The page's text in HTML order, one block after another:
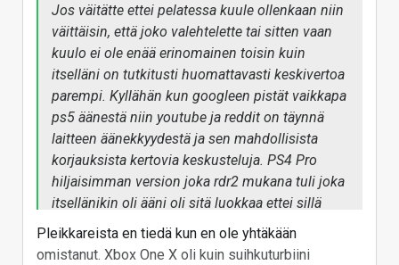
maksaako näytönohjain 1000, 2000 vai 5000€ on
ihan yks hailee kun kuitenkin niin harvoin tarvitsee
päivittää ja jos oikeasti voi olla tyytyväinen. Ennen
iski sen 1000€ tiskiin millä sai parhaan mallin ja sai
paskaa mikä oli pettymys jo heti suoraan paketista,
mutta vaikka nostit budjettia ei silti saanut
parempaa.
Vastaa
Jos väitätte ettei pelatessa kuule ollenkaan niin
väittäisin, että joko valehtelette tai sitten vaan
kuulo ei ole enää erinomainen toisin kuin
itselläni on tutkitusti huomattavasti keskivertoa
parempi. Kyllähän kun googleen pistät vaikkapa
ps5 äänestä niin youtube ja reddit on täynnä
laitteen äänekkyydestä ja sen mahdollisista
korjauksista kertovia keskusteluja. PS4 Pro
hiljaisimman version joka rdr2 mukana tuli joka
itsellänikin oli ääni oli sitä luokkaa ettei sillä
ollut enää viihdyttävä pelata kun tuulettimien
ääni oli kovempi kuin se millä telkkarin
Pleikkareista en tiedä kun en ole yhtäkään
omistanut. Xbox One X oli kuin suihkuturbiini